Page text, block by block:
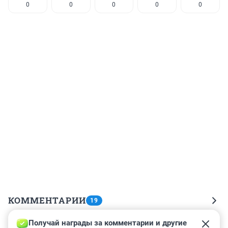
0 0 0 0 0
КОММЕНТАРИИ 19
Гость
Получай награды за комментарии и другие